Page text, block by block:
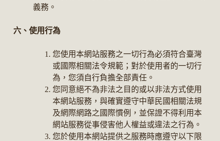
義務。
六、使用行為
您使用本網站服務之一切行為必須符合臺灣
或國際相關法令規範；對於使用者的一切行
為，您須自行負擔全部責任。
您同意絕不為非法之目的或以非法方式使用
本網站服務，與確實遵守中華民國相關法規
及網際網路之國際慣例，並保證不得利用本
網站服務從事侵害他人權益或違法之行為。
您於使用本網站提供之服務時應遵守以下限